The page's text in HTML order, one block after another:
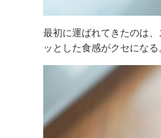
最初に運ばれてきたのは
ッとした食感がクセにな